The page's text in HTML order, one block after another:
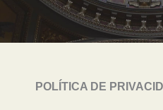
POLÍTICA DE